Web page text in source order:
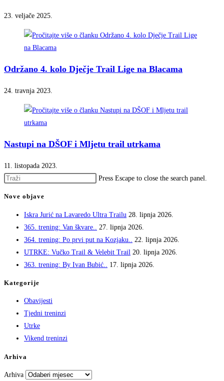
23. veljače 2025.
Održano 4. kolo Dječje Trail Lige na Blacama
24. travnja 2023.
Nastupi na DŠOF i Mljetu trail utrkama
11. listopada 2023.
Press Escape to close the search panel.
Nove objave
Iskra Jurić na Lavaredo Ultra Trailu 28. lipnja 2026.
365. trening: Van škvare..
27. lipnja 2026.
364. trening: Po prvi put na Kozjaku..
22. lipnja 2026.
UTRKE: Vučko Trail & Velebit Trail 20. lipnja 2026.
363. trening: By Ivan Bubić..
17. lipnja 2026.
Kategorije
Obavijesti
Tjedni treninzi
Utrke
Vikend treninzi
Arhiva
Arhiva